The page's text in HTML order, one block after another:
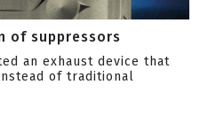
of suppressors
an exhaust device that
of traditional